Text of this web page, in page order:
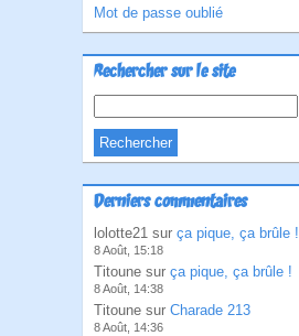
Mot de passe oublié
Rechercher sur le site
Derniers commentaires
lolotte21 sur ça pique, ça brûle !
8 Août, 15:18
Titoune sur ça pique, ça brûle !
8 Août, 14:38
Titoune sur Charade 213
8 Août, 14:36